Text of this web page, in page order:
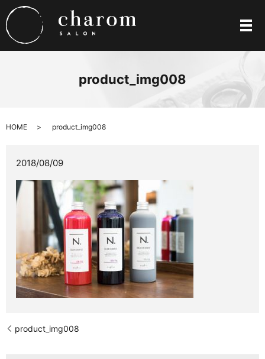
メ
product_img008
HOME product_img008
2018/08/09
product_img008